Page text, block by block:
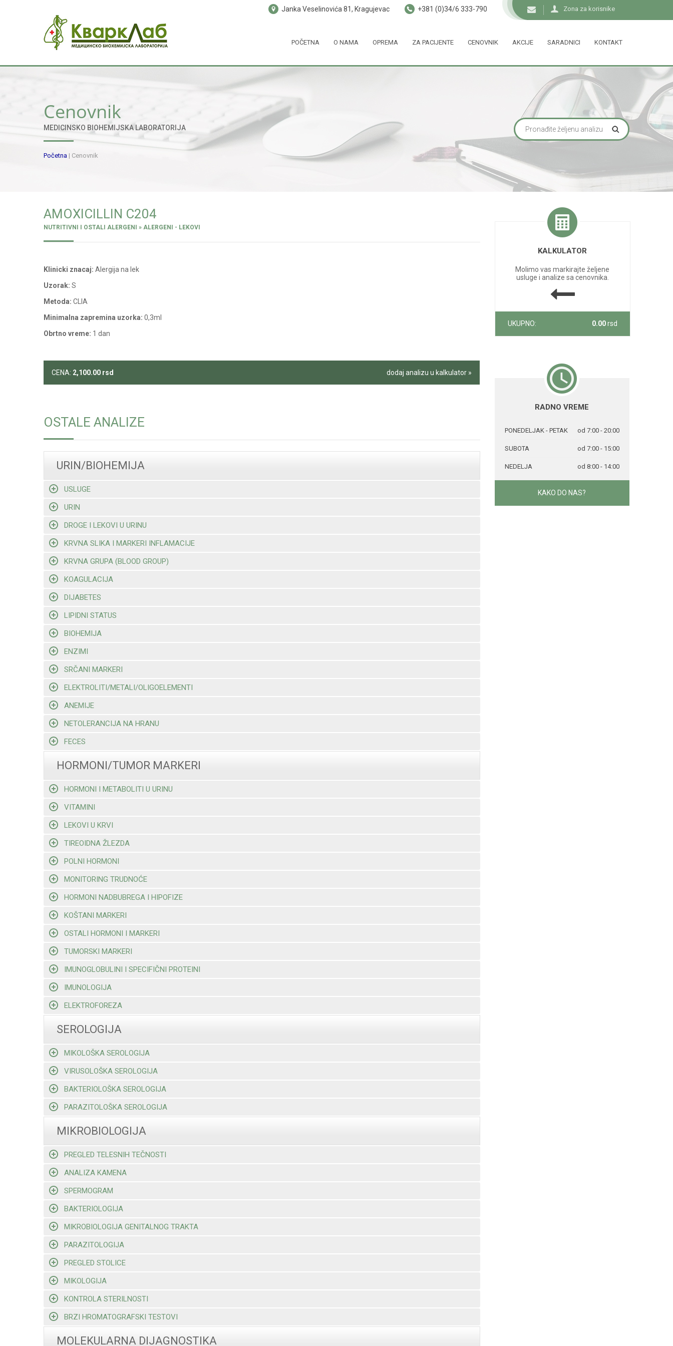
Zona za korisnike
Janka Veselinovića 81, Kragujevac +381 (0)34/6 333-790
POČETNA O NAMA OPREMA ZA PACIJENTE CENOVNIK AKCIJE SARADNICI KONTAKT
Cenovnik
MEDICINSKO BIOHEMIJSKA LABORATORIJA
Početna | Cenovnik
AMOXICILLIN C204
NUTRITIVNI I OSTALI ALERGENI » ALERGENI - LEKOVI
Klinicki znacaj: Alergija na lek
Uzorak: S
Metoda: CLIA
Minimalna zapremina uzorka: 0,3ml
Obrtno vreme: 1 dan
CENA: 2,100.00 rsd dodaj analizu u kalkulator »
OSTALE ANALIZE
URIN/BIOHEMIJA
USLUGE
URIN
DROGE I LEKOVI U URINU
KRVNA SLIKA I MARKERI INFLAMACIJE
KRVNA GRUPA (BLOOD GROUP)
KOAGULACIJA
DIJABETES
LIPIDNI STATUS
BIOHEMIJA
ENZIMI
SRČANI MARKERI
ELEKTROLITI/METALI/OLIGOELEMENTI
ANEMIJE
NETOLERANCIJA NA HRANU
FECES
HORMONI/TUMOR MARKERI
HORMONI I METABOLITI U URINU
VITAMINI
LEKOVI U KRVI
TIREOIDNA ŽLEZDA
POLNI HORMONI
MONITORING TRUDNOĆE
HORMONI NADBUBREGA I HIPOFIZE
KOŠTANI MARKERI
OSTALI HORMONI I MARKERI
TUMORSKI MARKERI
IMUNOGLOBULINI I SPECIFIČNI PROTEINI
IMUNOLOGIJA
ELEKTROFOREZA
SEROLOGIJA
MIKOLOŠKA SEROLOGIJA
VIRUSOLOŠKA SEROLOGIJA
BAKTERIOLOŠKA SEROLOGIJA
PARAZITOLOŠKA SEROLOGIJA
MIKROBIOLOGIJA
PREGLED TELESNIH TEČNOSTI
ANALIZA KAMENA
SPERMOGRAM
BAKTERIOLOGIJA
MIKROBIOLOGIJA GENITALNOG TRAKTA
PARAZITOLOGIJA
PREGLED STOLICE
MIKOLOGIJA
KONTROLA STERILNOSTI
BRZI HROMATOGRAFSKI TESTOVI
MOLEKULARNA DIJAGNOSTIKA
KALKULATOR
Molimo vas markirajte željene
usluge i analize sa cenovnika.
UKUPNO: 0.00rsd
RADNO VREME
PONEDELJAK - PETAK od 7:00 - 20:00
SUBOTA od 7:00 - 15:00
NEDELJA od 8:00 - 14:00
KAKO DO NAS?